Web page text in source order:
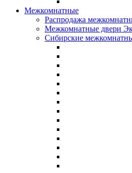
Межкомнатные
Распродажа
Межкомнатные двери
Сибирские